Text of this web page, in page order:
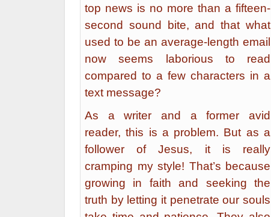
top news is no more than a fifteen-
second sound bite, and that what
used to be an average-length email
now seems laborious to read
compared to a few characters in a
text message?
As a writer and a former avid
reader, this is a problem. But as a
follower of Jesus, it is really
cramping my style! That’s because
growing in faith and seeking the
truth by letting it penetrate our souls